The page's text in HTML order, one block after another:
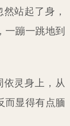
站起了身，
一蹦一跳地到
灵身上，从
而显得有点腼